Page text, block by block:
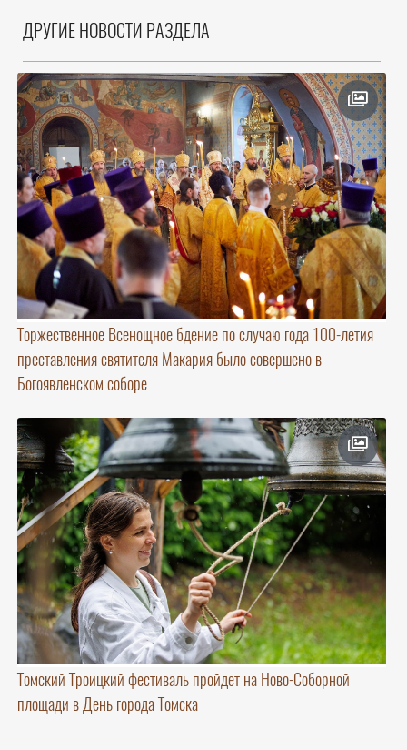
ДРУГИЕ НОВОСТИ РАЗДЕЛА
Торжественное Всенощное бдение по случаю года 100-летия
преставления святителя Макария было совершено в
Богоявленском соборе
Томский Троицкий фестиваль пройдет на Ново-Соборной
площади в День города Томска